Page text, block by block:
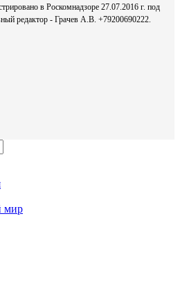
в Роскомнадзоре 27.07.2016 г. под
редактор - Грачев А.В. +79200690222.
мир